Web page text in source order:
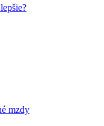
mzdy